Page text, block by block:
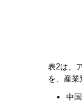
表2は、
を、産業
中